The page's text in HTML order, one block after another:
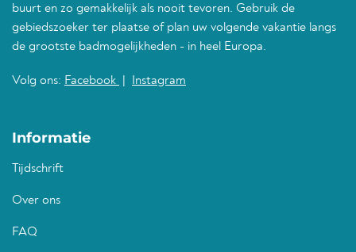
buurt en zo gemakkelijk als nooit tevoren. Gebruik de
gebiedszoeker ter plaatse of plan uw volgende vakantie langs
de grootste badmogelijkheden - in heel Europa.
Volg ons: Facebook Instagram
Informatie
Tijdschrift
Over ons
FAQ